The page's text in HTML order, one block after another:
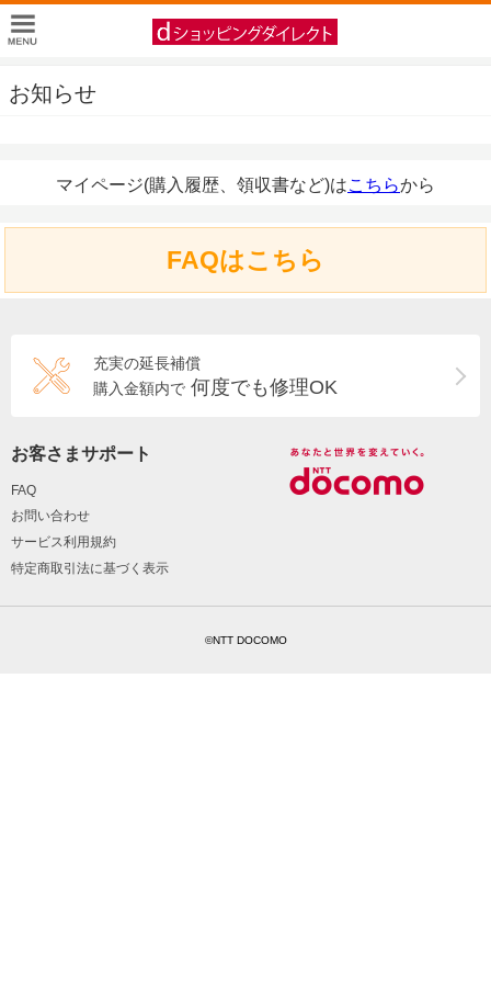
お知らせ
マイページ(購入履歴、領収書など)はこちらから
FAQはこちら
充実の延長補償
購入金額内で 何度でも修理OK
お客さまサポート
FAQ
お問い合わせ
サービス利用規約
特定商取引法に基づく表示
©NTT DOCOMO